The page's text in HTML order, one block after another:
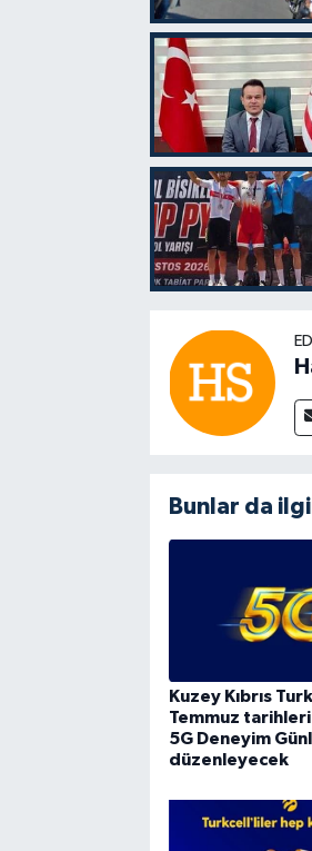
Bunlar da
Kuzey Kıbrıs
Temmuz tarihleri
5G Deneyim
düzenleyecek